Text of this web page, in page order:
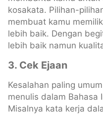
kosakata. Pilihan-
membuat kamu
lebih baik. Dengan
lebih baik namun
3. Cek Ejaan
Kesalahan paling
menulis dalam Bahasa
Misalnya kata kerja